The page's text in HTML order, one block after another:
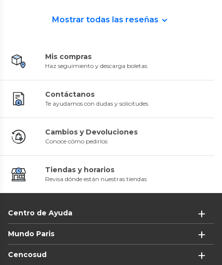
Mostrar todas las reseñas
Mis compras
Haz seguimiento y descarga boletas
Contáctanos
Te ayudamos con dudas y solicitudes
Cambios y Devoluciones
Conoce cómo pedirlos
Tiendas y horarios
Revisa dónde están nuestras tiendas
Centro de Ayuda
Mundo Paris
Cencosud